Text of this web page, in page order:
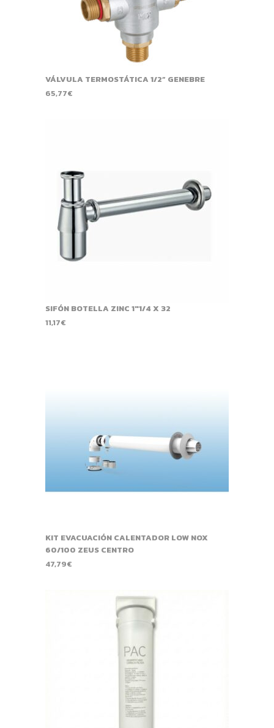
VÁLVULA TERMOSTÁTICA 1/2” GENEBRE
65,77€
SIFÓN BOTELLA ZINC 1"1/4 X 32
11,17€
KIT EVACUACIÓN CALENTADOR LOW NOX
60/100 ZEUS CENTRO
47,79€